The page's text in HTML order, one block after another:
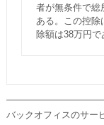
者が無条件で総
ある。この控除
除額は38万円で
バックオフィスのサー